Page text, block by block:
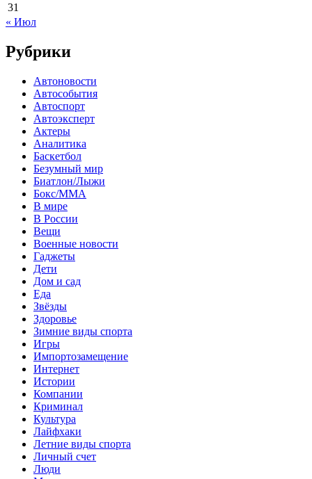
31
« Июл
Рубрики
Автоновости
Автособытия
Автоспорт
Автоэксперт
Актеры
Аналитика
Баскетбол
Безумный мир
Биатлон/Лыжи
Бокс/MMA
В мире
В России
Вещи
Военные новости
Гаджеты
Дети
Дом и сад
Еда
Звёзды
Здоровье
Зимние виды спорта
Игры
Импортозамещение
Интернет
Истории
Компании
Криминал
Культура
Лайфхаки
Летние виды спорта
Личный счет
Люди